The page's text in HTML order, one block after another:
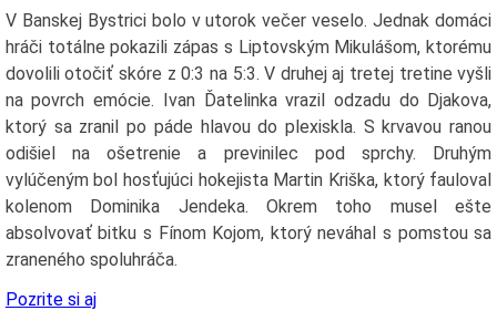
V Banskej Bystrici bolo v utorok večer veselo. Jednak domáci
hráči totálne pokazili zápas s Liptovským Mikulášom, ktorému
dovolili otočiť skóre z 0:3 na 5:3. V druhej aj tretej tretine vyšli
na povrch emócie. Ivan Ďatelinka vrazil odzadu do Djakova,
ktorý sa zranil po páde hlavou do plexiskla. S krvavou ranou
odišiel na ošetrenie a previnilec pod sprchy. Druhým
vylúčeným bol hosťujúci hokejista Martin Kriška, ktorý fauloval
kolenom Dominika Jendeka. Okrem toho musel ešte
absolvovať bitku s Fínom Kojom, ktorý neváhal s pomstou sa
zraneného spoluhráča.
Pozrite si aj